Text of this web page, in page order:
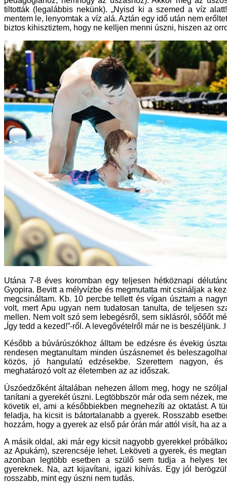
tiltották (legalábbis nekünk). „Nyisd ki a szemed a víz
mentem le, lenyomtak a víz alá. Aztán egy idő után nem
biztos kihisztiztem, hogy ne kelljen menni úszni, hiszen az
Utána 7-8 éves koromban egy teljesen hétköznapi
Gyopira. Bevitt a mélyvízbe és megmutatta mit csináljak a
megcsináltam. Kb. 10 percbe tellett és vígan úsztam a
volt, mert Apu ugyan nem tudatosan tanulta, de teljesen
mellen. Nem volt szó sem lebegésről, sem siklásról, sőőőt
„Így tedd a kezed!”-ről. A levegővételről már ne is beszéljünk. J
Később a búvárúszókhoz álltam be edzésre és évekig
rendesen megtanultam minden úszásnemet és
közös, jó hangulatú edzésekbe. Szerettem nagyon,
meghatározó volt az életemben az az időszak.
Úszóedzőként általában nehezen állom meg, hogy ne
tanítani a gyerekét úszni. Legtöbbször már oda sem nézek,
követik el, ami a későbbiekben megnehezíti az oktatást. A
feladja, ha kicsit is bátortalanabb a gyerek. Rosszabb
hozzám, hogy a gyerek az első pár órán már attól visít, ha az
A másik oldal, aki már egy kicsit nagyobb gyerekkel
az Apukám), szerencséje lehet. Leköveti a gyerek, és
azonban legtöbb esetben a szülő sem tudja a helyes
gyereknek. Na, azt kijavítani, igazi kihívás. Egy jól
rosszabb, mint egy úszni nem tudás.